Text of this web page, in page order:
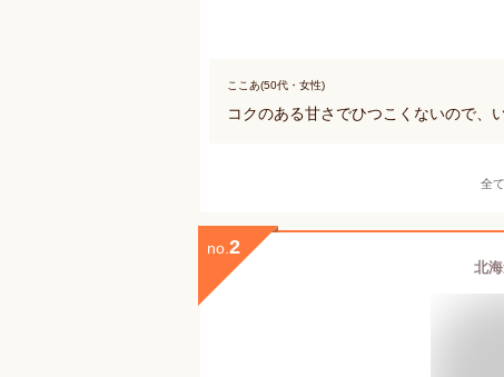
ここあ(50代・女性)
コクのある甘さでひつこくないので、
全
no. 2
北